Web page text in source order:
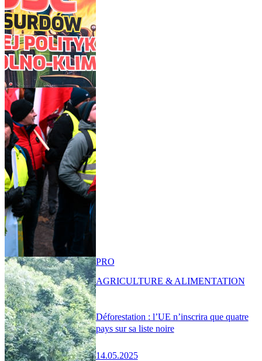
Déforestation : l’UE n’inscrira que quatre
pays sur sa liste noire
14.05.2025
PRO
AGRICULTURE & ALIMENTATION